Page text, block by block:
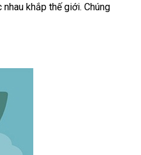
khắp thế giới. Chúng